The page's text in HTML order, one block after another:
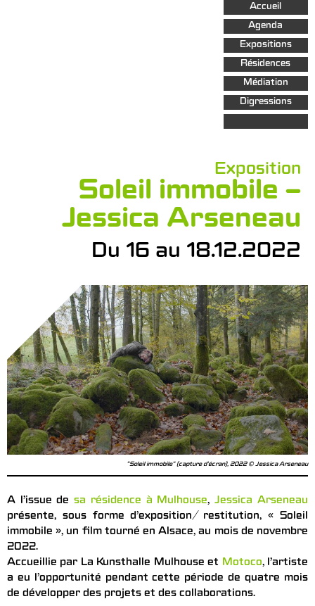
Aller au
contenu
principal
Accueil
Agenda
Expositions
Résidences
Médiation
Digressions
Exposition
Soleil immobile –
Jessica Arseneau
Du 16 au 18.12.2022
"Soleil immobile" (capture d’écran), 2022 © Jessica Arseneau
A l’issue desa résidence à Mulhouse, Jessica Arseneau
présente, sous forme d’exposition/ restitution, « Soleil
immobile », un film tourné en Alsace, au mois de novembre
2022.
Accueillie par La Kunsthalle Mulhouse et Motoco, l’artiste
a eu l’opportunité pendant cette période de quatre mois
de développer des projets et des collaborations.